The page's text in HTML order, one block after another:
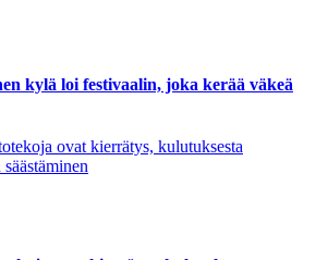
kylä loi festivaalin, joka kerää väkeä